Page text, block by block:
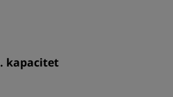
kapacitet